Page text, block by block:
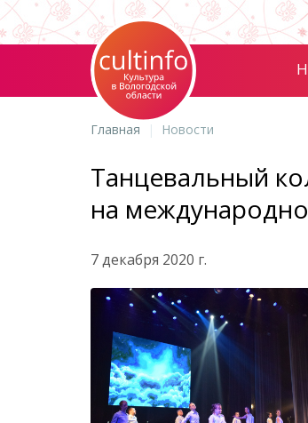
Главная Новости
Танцевальный
на
7 декабря 2020 г.